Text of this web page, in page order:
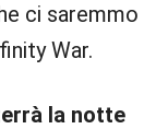
ci saremmo
War.
la notte